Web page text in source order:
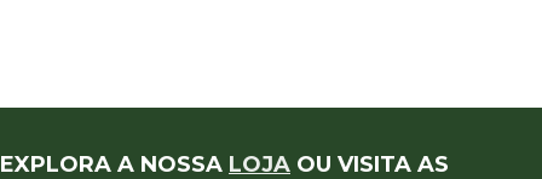
EXPLORA A NOSSA LOJA OU VISITA AS